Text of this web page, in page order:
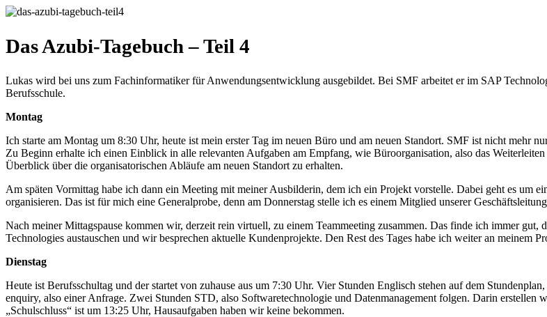
Das Azubi-Tagebuch – Teil 4
Lukas wird bei uns zum Fachinformatiker für Anwendungsentwicklung ausgebildet. Bei SMF arbeitet er im SAP
Berufsschule.
Montag
Ich starte am Montag um 8:30 Uhr, heute ist mein erster Tag im neuen Büro und am neuen Standort. SMF ist nicht mehr
Zu Beginn erhalte ich einen Einblick in alle relevanten Aufgaben am Empfang, wie Büroorganisation, also das
Überblick über die organisatorischen Abläufe am neuen Standort zu erhalten.
Am späten Vormittag habe ich dann ein Meeting mit meiner Ausbilderin, dem ich ein Projekt vorstelle. Dabei geht es um
organisieren. Das ist für mich eine Generalprobe, denn am Donnerstag stelle ich es einem Mitglied unserer
Nach meiner Mittagspause kommen wir, derzeit rein virtuell, zu einem Teammeeting zusammen. Das finde ich immer
Technologies austauschen und wir besprechen aktuelle Kundenprojekte. Den Rest des Tages habe ich weiter an meinem
Dienstag
Heute ist Berufsschultag und der startet von zuhause aus um 7:30 Uhr. Vier Stunden Englisch stehen auf dem
enquiry, also einer Anfrage. Zwei Stunden STD, also Softwaretechnologie und Datenmanagement folgen. Darin erstellen
„Schulschluss“ ist um 13:25 Uhr, Hausaufgaben haben wir keine bekommen.